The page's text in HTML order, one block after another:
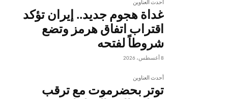
أحدث العناوين
غداة هجوم جديد.. إيران تؤكد
اقتراب اتفاق هرمز وتضع
شروطاً لفتحه
8 أغسطس، 2026
أحدث العناوين
توتر بحضرموت مع ترقب